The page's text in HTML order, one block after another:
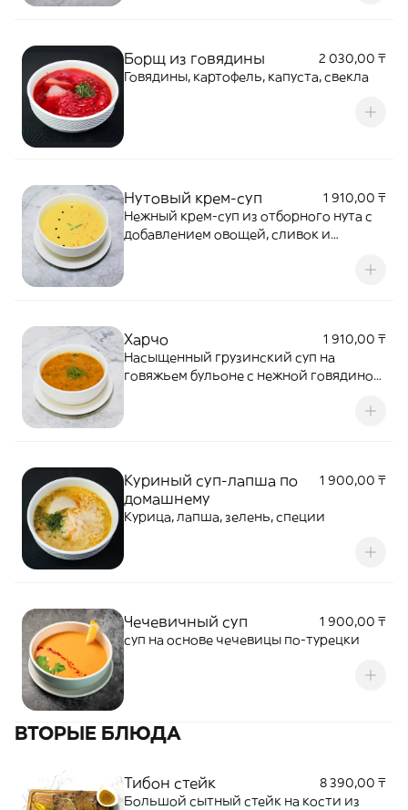
Борщ из говядины
2 030,00 ₸
Говядины, картофель, капуста, свекла
Нутовый крем-суп
1 910,00 ₸
Нежный крем-суп из отборного нута с
добавлением овощей, сливок и
бархатистой текстурой, насыщенным
Харчо
1 910,00 ₸
Насыщенный грузинский суп на
говяжьем бульоне с нежной говядиной,
специями, чесноком и свежей зеленью.
Куриный суп-лапша по
домашнему
1 900,00 ₸
Курица, лапша, зелень, специи
Чечевичный суп
1 900,00 ₸
суп на основе чечевицы по-турецки
ВТОРЫЕ БЛЮДА
Тибон стейк
8 390,00 ₸
Большой сытный стейк на кости из